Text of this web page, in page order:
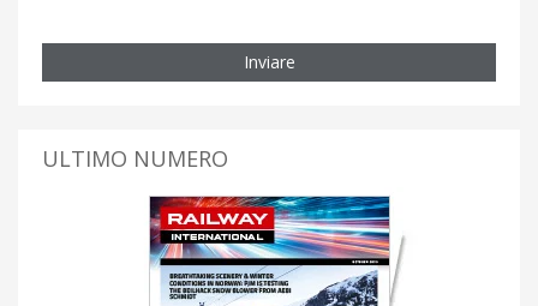
Inviare
ULTIMO NUMERO